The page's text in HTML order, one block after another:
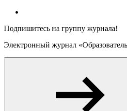
Подпишитесь на группу журнала!
Электронный журнал